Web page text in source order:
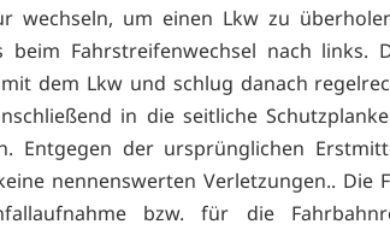
wechseln, um einen Lkw zu
Fahrstreifenwechsel nach links.
dem Lkw und schlug danach
in die seitliche
Entgegen der ursprünglichen
nennenswerten Verletzungen.. Die
bzw. für die